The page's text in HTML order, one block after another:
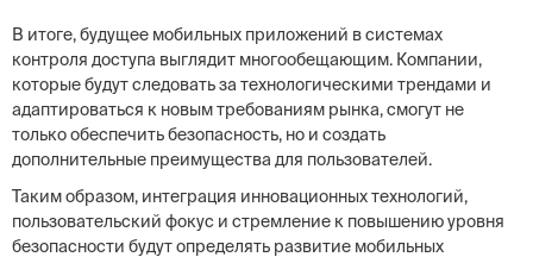
В итоге, будущее мобильных приложений в системах
контроля доступа выглядит многообещающим. Компании,
которые будут следовать за технологическими трендами и
адаптироваться к новым требованиям рынка, смогут не
только обеспечить безопасность, но и создать
дополнительные преимущества для пользователей.
Таким образом, интеграция инновационных технологий,
пользовательский фокус и стремление к повышению уровня
безопасности будут определять развитие мобильных